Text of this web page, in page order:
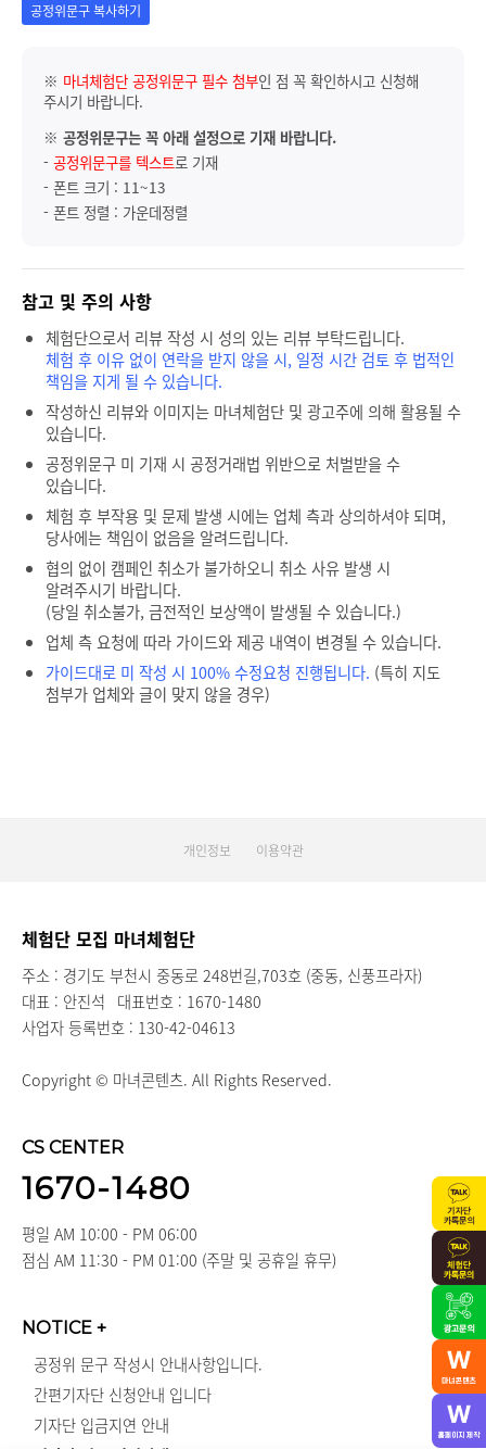
공정위문구 복사하기
※ 마녀체험단 공정위문구 필수 첨부인 점 꼭 확인하시고 신청해
주시기 바랍니다.
※ 공정위문구는 꼭 아래 설정으로 기재 바랍니다.
- 공정위문구를 텍스트로 기재
- 폰트 크기 : 11~13
- 폰트 정렬 : 가운데정렬
참고 및 주의 사항
체험단으로서 리뷰 작성 시 성의 있는 리뷰 부탁드립니다.
체험 후 이유 없이 연락을 받지 않을 시, 일정 시간 검토 후 법적인
책임을 지게 될 수 있습니다.
작성하신 리뷰와 이미지는 마녀체험단 및 광고주에 의해 활용될 수
있습니다.
공정위문구 미 기재 시 공정거래법 위반으로 처벌받을 수
있습니다.
체험 후 부작용 및 문제 발생 시에는 업체 측과 상의하셔야 되며,
당사에는 책임이 없음을 알려드립니다.
협의 없이 캠페인 취소가 불가하오니 취소 사유 발생 시
알려주시기 바랍니다.
(당일 취소불가, 금전적인 보상액이 발생될 수 있습니다.)
업체 측 요청에 따라 가이드와 제공 내역이 변경될 수 있습니다.
가이드대로 미 작성 시 100% 수정요청 진행됩니다. (특히 지도
첨부가 업체와 글이 맞지 않을 경우)
개인정보 이용약관
체험단 모집 마녀체험단
주소 : 경기도 부천시 중동로 248번길,703호 (중동, 신풍프라자)
대표 : 안진석 대표번호 : 1670-1480
사업자 등록번호 : 130-42-04613
Copyright © 마녀콘텐츠. All Rights Reserved.
CS CENTER
1670-1480
평일 AM 10:00 - PM 06:00
점심 AM 11:30 - PM 01:00 (주말 및 공휴일 휴무)
NOTICE +
공정위 문구 작성시 안내사항입니다.
간편기자단 신청안내 입니다
기자단 입금지연 안내